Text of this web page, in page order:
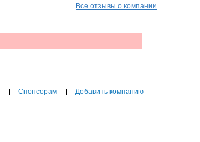
Все отзывы о компании
Спонсорам Добавить компанию